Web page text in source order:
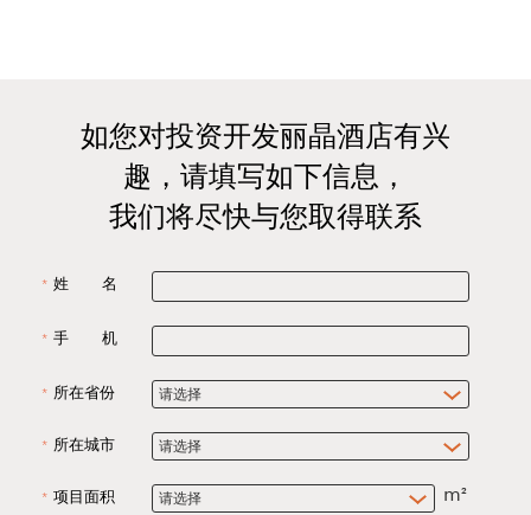
如您对投资开发丽晶酒店有兴
趣，请填写如下信息，
我们将尽快与您取得联系
姓 名
手 机
所在省份
所在城市
项目面积